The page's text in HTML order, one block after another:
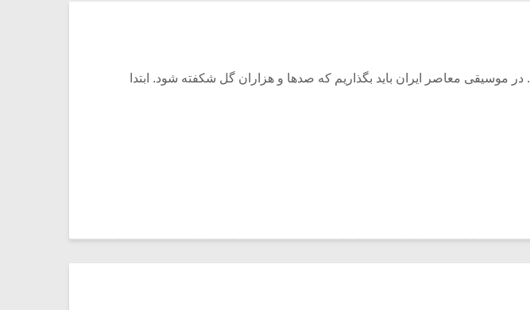
موسیقی معاصر ایران باید بگذاریم که صدها و هزاران گل شکفته شود. ابتدا